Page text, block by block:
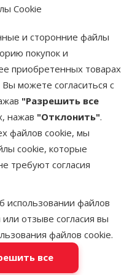
Cookie
и сторонние файлы
покупок и
приобретенных товарах
можете согласиться с
"Разрешить все
нажав "Отклонить".
файлов cookie, мы
cookie, которые
требуют согласия
файлов
отзыве согласия вы
файлов cookie.
все
для твоего любимца
похвастаться знатным
известное
выбор продукции для
их породы, возраста,
собак
и пакетиков с
Эти продукты
пищеварения и
кошек
разработана с учетом
питомцев, таких как
с чувствительной
Она содержит жирные
а также витамины и
здоровье кожи
ONTARIO?
добавок и